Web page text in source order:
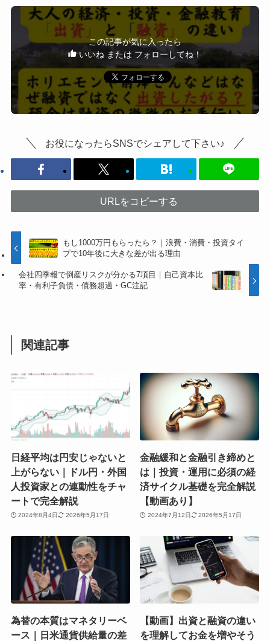
この記事が気に入ったら
いいね または フォローしてね！
お役になったらSNSでシェアして下さい♪
URLをコピーする
もし1000万円もらったら？｜浪費・消費・投資タイ
プで10年後に大きな差が出る理由
会社四季報で倒産リスクが分かる7項目｜自己資本比
率・有利子負債・債務超過・GC注記
関連記事
日経平均は円安じゃないと
上がらない｜ドル円・外国
人投資家との連動性をチャ
ートで完全解説
2024年8月4日 2026年5月17日
金融緩和と金融引き締めと
は｜投資・運用に必須の経
済サイクル基礎を完全解説
【動画あり】
2024年7月12日 2026年5月17日
為替の本質はマネタリーベ
ース｜日米通貨供給量の差
【動画】出資と融資の違い
を理解してお金を増やそう